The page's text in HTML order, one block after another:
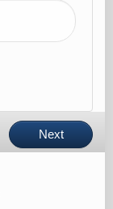
Next